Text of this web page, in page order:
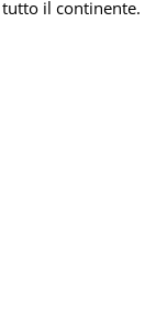
il